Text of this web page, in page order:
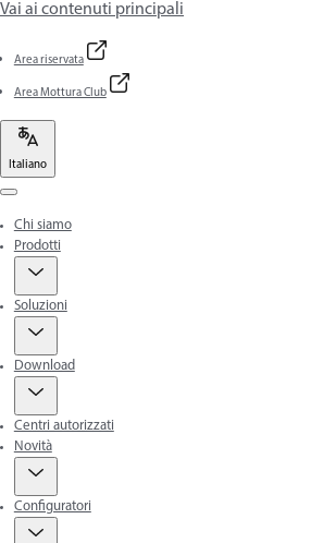
Vai ai contenuti principali
Area riservata
Area Mottura Club
Italiano
Chi siamo
Prodotti
Soluzioni
Download
Centri autorizzati
Novità
Configuratori